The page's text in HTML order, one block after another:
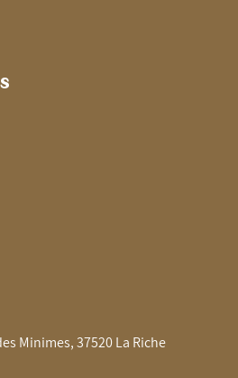
Minimes, 37520 La Riche